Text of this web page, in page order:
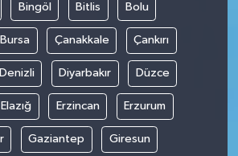
Bingöl Bitlis Bolu
Bursa Çanakkale Çankırı
Denizli Diyarbakır Düzce
Elazığ Erzincan Erzurum
Gaziantep Giresun